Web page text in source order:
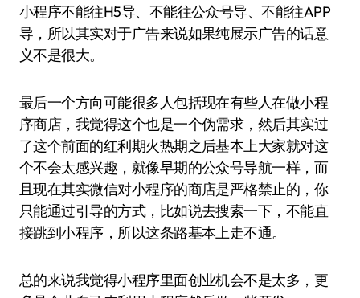
小程序不能往H5导、不能往公众号导、不能往APP
导，所以其实对于广告来说如果纯展示广告的话意
义不是很大。
最后一个方向可能很多人包括现在有些人在做小程
序商店，我觉得这个也是一个伪需求，然后其实过
了这个前面的红利期火热期之后基本上大家就对这
个不会太感兴趣，就像早期的公众号导航一样，而
且现在其实微信对小程序的商店是严格禁止的，你
只能通过引导的方式，比如说去搜索一下，不能直
接跳到小程序，所以这条路基本上走不通。
总的来说我觉得小程序里面创业机会不是太多，更